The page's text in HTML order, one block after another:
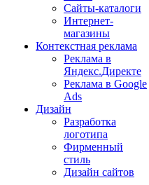
Сайты-каталоги
Интернет-
магазины
Контекстная реклама
Реклама в
Яндекс.Директе
Реклама в Google
Ads
Дизайн
Разработка
логотипа
Фирменный
стиль
Дизайн сайтов